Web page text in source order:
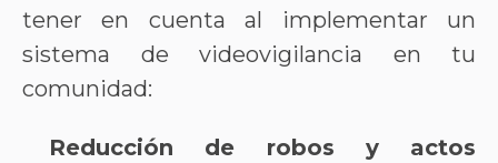
tener en cuenta al implementar un
sistema de videovigilancia en tu
comunidad:
Reducción de robos y actos